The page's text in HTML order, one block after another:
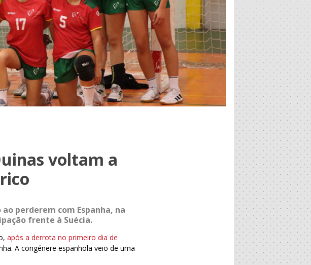
voltam a
perderem com Espanha, na
frente à Suécia.
após a derrota no primeiro dia de
A congénere espanhola veio de uma